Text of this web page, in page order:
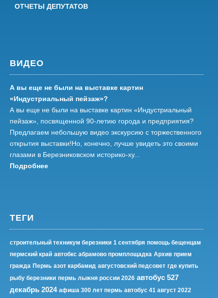
ОТЧЕТЫ ДЕПУТАТОВ
ВИДЕО
А вы еще не были на выставке картин
«Индустриальный пейзаж»?
А вы еще не были на выставке картин «Индустриальный
пейзаж», посвященной 90-летию города и предприятия?
Предлагаем небольшую видео экскурсию с торжественного
открытия выставки!Но, конечно, лучше увидеть это своими
глазами в Березниковском историко-ху...
Подробнее
ТЕГИ
строительный техникум березники 1 сентября помощь бещенцам
пермский край автобкс абрамово промплощадка Архив прием
гражда Пермь азот карбамид августовский педсовет где купить
рыбу березники пермь лыжня россии 2026 автобус 527
декабрь 2024 афиша 300 лет пермь автобус 41 август 2022